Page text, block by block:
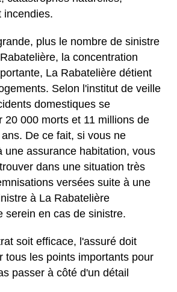
incendies.
plus le nombre de sinistre
la concentration
La Rabatelière détient
Selon l'institut de veille
domestiques se
20 000 morts et 11 millions de
De ce fait, si vous ne
une assurance habitation, vous
dans une situation très
versées suite à une
à La Rabatelière
serein en cas de sinistre.
soit efficace, l'assuré doit
tous les points importants pour
passer à côté d'un détail